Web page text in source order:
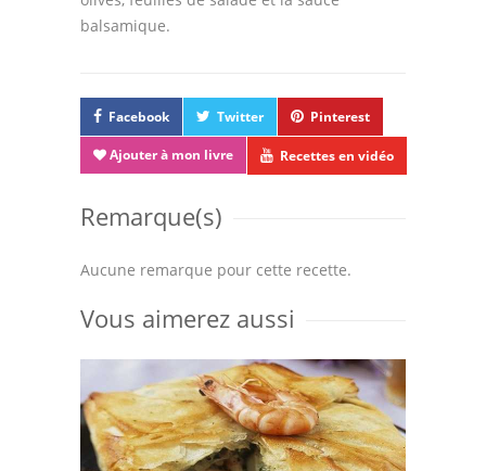
balsamique.
Facebook Twitter Pinterest
Ajouter à mon livre Recettes en vidéo
Remarque(s)
Aucune remarque pour cette recette.
Vous aimerez aussi